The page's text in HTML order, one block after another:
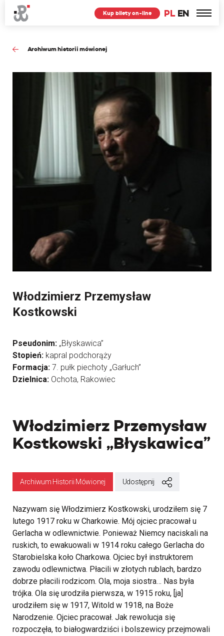
PL EN
Kup bilety on-line
Archiwum historii mówionej
Włodzimierz Przemysław
Kostkowski „Błyskawica”
Archiwum Historii Mówionej Udostępnij
Nazywam się Włodzimierz Kostkowski, urodziłem się 7
lutego 1917 roku w Charkowie. Mój ojciec pracował u
Gerlacha w odlewnictwie. Ponieważ Niemcy naciskali na
ruskich, to ewakuowali w 1914 roku całego Gerlacha do
Starobielska koło Charkowa. Ojciec był instruktorem
zawodu odlewnictwa. Płacili w złotych rublach, bardzo
dobrze płacili rodzicom. Ola, moja siostra… Nas była
trójka. Ola się urodziła pierwsza, w 1915 roku, [ja]
urodziłem się w 1917, Witold w 1918, na Boże
Narodzenie. Ojciec pracował. Jak rewolucja się
rozpoczęła, to białogwardziści i bolszewicy przejmowali
Włodzimierz Przemysław
Kostkowski
Pseudonim: „Błyskawica”
Stopień: kapral podchorąży
Formacja: 7. pułk piechoty „Garłuch”
Dzielnica: Ochota, Rakowiec